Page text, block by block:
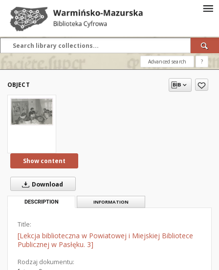
Advanced search ?
OBJECT
Show content
Download
DESCRIPTION INFORMATION
Title:
[Lekcja biblioteczna w Powiatowej i Miejskiej Bibliotece
Publicznej w Pasłęku. 3]
Rodzaj dokumentu: